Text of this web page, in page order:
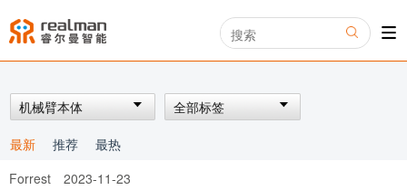
机械臂本体 全部标签
最新 推荐
最热
Forrest
2023-11-23